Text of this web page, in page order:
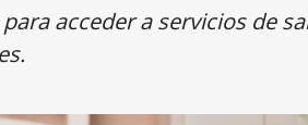
acceder a servicios de